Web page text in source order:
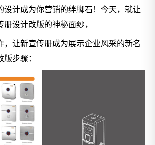
设计成为你营销的绊脚石！今天，就让
设计改版的神秘面纱，
，让新宣传册成为展示企业风采的新名
步骤：